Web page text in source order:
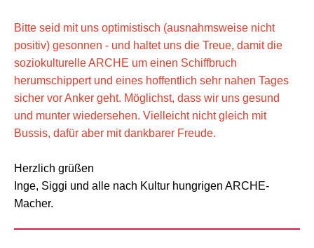
Bitte seid mit uns optimistisch (ausnahmsweise nicht
positiv) gesonnen - und haltet uns die Treue, damit die
soziokulturelle ARCHE um einen Schiffbruch
herumschippert und eines hoffentlich sehr nahen Tages
sicher vor Anker geht. Möglichst, dass wir uns gesund
und munter wiedersehen. Vielleicht nicht gleich mit
Bussis, dafür aber mit dankbarer Freude.
Herzlich grüßen
Inge, Siggi und alle nach Kultur hungrigen ARCHE-
Macher.